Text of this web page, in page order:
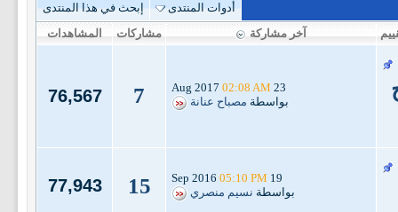
أدوات المنتدى
إبحث في هذا المنتدى
آخر مشاركة مشاركات المشاهدات
23 Aug 2017
02:08 AM
بواسطة مصباح عنانة 7
76,567
19 Sep 2016
05:10 PM
بواسطة نسيم منصري 15
77,943